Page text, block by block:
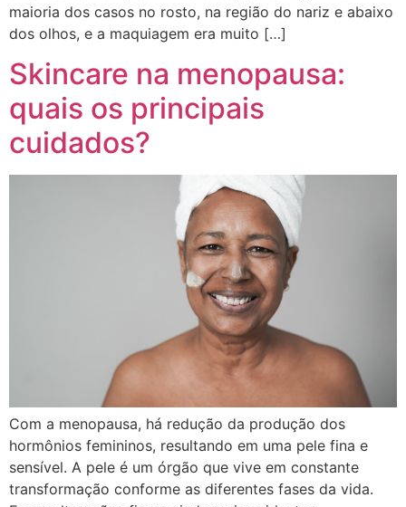
maioria dos casos no rosto, na região do nariz e abaixo
dos olhos, e a maquiagem era muito […]
Skincare na menopausa:
quais os principais
cuidados?
Com a menopausa, há redução da produção dos
hormônios femininos, resultando em uma pele fina e
sensível. A pele é um órgão que vive em constante
transformação conforme as diferentes fases da vida.